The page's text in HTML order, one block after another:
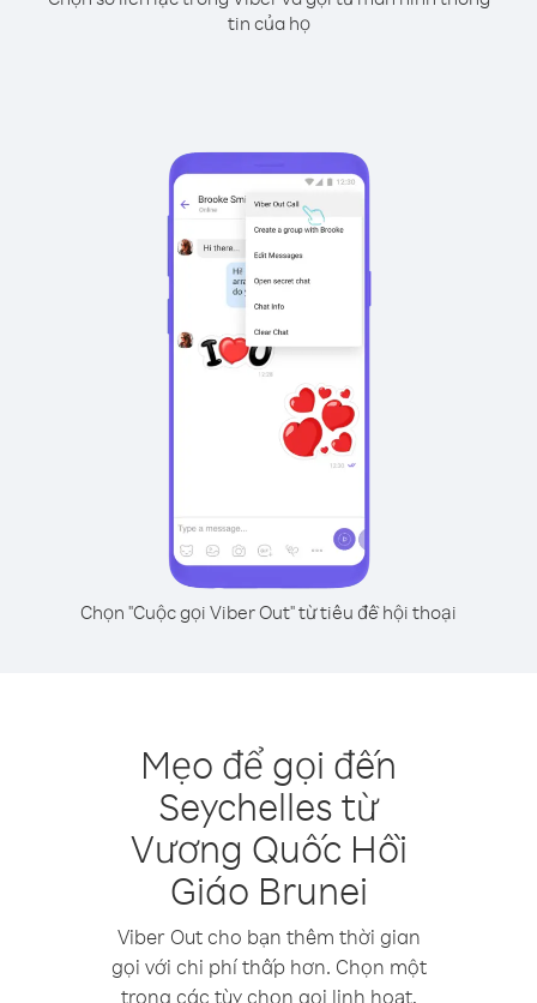
tin của họ
Chọn "Cuộc gọi Viber Out" từ tiêu đề hội thoại
Mẹo để gọi đến
Seychelles từ
Vương Quốc Hồi
Giáo Brunei
Viber Out cho bạn thêm thời gian
gọi với chi phí thấp hơn. Chọn một
trong các tùy chọn gọi linh hoạt,